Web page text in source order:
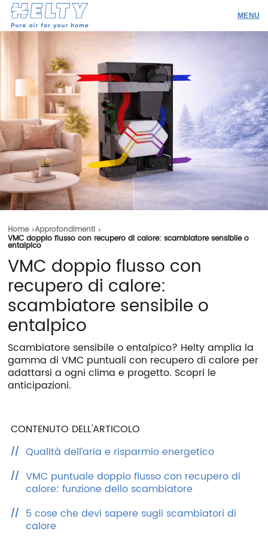
Ricerca
Azienda
Area riservata
Area riservata CAT
Lavora con noi
SHOP filtri
Prodotti
Professionisti
Academy
Realizzazioni
Risorse
Blog
Contatti
Home Approfondimenti
VMC doppio flusso con recupero di calore: scambiatore sensibile o
entalpico
VMC doppio flusso con
recupero di calore:
scambiatore sensibile o
entalpico
Scambiatore sensibile o entalpico? Helty amplia la
gamma di VMC puntuali con recupero di calore per
adattarsi a ogni clima e progetto. Scopri le
anticipazioni.
CONTENUTO DELL'ARTICOLO
Qualità dell’aria e risparmio energetico
VMC puntuale doppio flusso con recupero di
calore: funzione dello scambiatore
5 cose che devi sapere sugli scambiatori di
calore